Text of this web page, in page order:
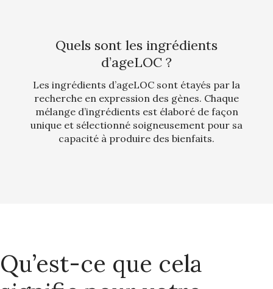
Quels sont les ingrédients
d’ageLOC ?
Les ingrédients d’ageLOC sont étayés par la
recherche en expression des gènes. Chaque
mélange d’ingrédients est élaboré de façon
unique et sélectionné soigneusement pour sa
capacité à produire des bienfaits.
Qu’est-ce que cela